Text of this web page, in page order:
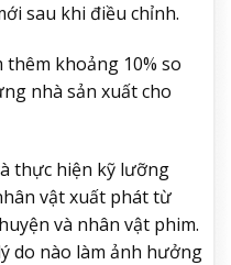
sau khi điều chỉnh.
khoảng 10% so
nhà sản xuất cho
thực hiện kỹ lưỡng
vật xuất phát từ
và nhân vật phim.
do nào làm ảnh hưởng